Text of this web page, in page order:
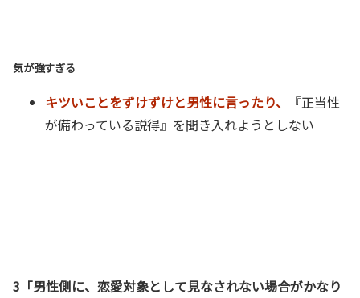
気が強すぎる
キツいことをずけずけと男性に言ったり、
『正当性
が備わっている説得』を聞き入れようとしない
3「男性側に、恋愛対象として見なされない場合がかなり